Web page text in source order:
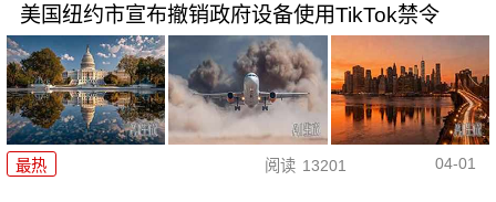
美国纽约市宣布撤销政府设备使用TikTok禁令
最热 阅读 13201 04-01